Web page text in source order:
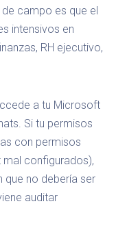
campo es que el
intensivos en
RH ejecutivo,
a tu Microsoft
Si tu permisos
con permisos
configurados),
que no debería ser
auditar